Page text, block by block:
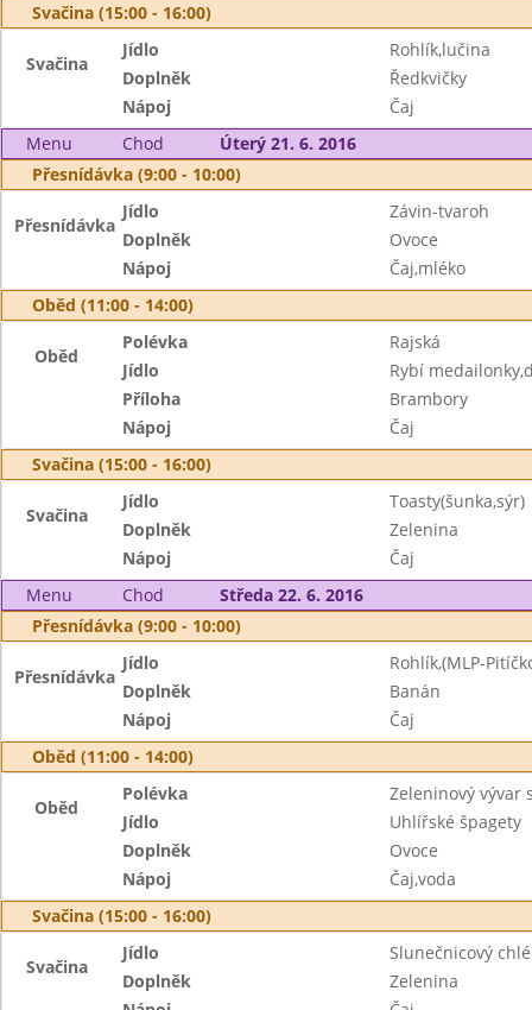
Svačina (15:00 - 16:00)
Svačina
Jídlo
Rohlík,lučina
Doplněk
Ředkvičky
Nápoj
Čaj
Menu
Chod
Úterý 21. 6. 2016
Přesnídávka (9:00 - 10:00)
Přesnídávka
Jídlo
Závin-tvaroh
Doplněk
Ovoce
Nápoj
Čaj,mléko
Oběd (11:00 - 14:00)
Oběd
Polévka
Rajská
Jídlo
Rybí
Příloha
Brambory
Nápoj
Čaj
Svačina (15:00 - 16:00)
Svačina
Jídlo
Toasty(šunka,sýr)
Doplněk
Zelenina
Nápoj
Čaj
Menu
Chod
Středa 22. 6. 2016
Přesnídávka (9:00 - 10:00)
Přesnídávka
Jídlo
Rohlík,(MLP-
Doplněk
Banán
Nápoj
Čaj
Oběd (11:00 - 14:00)
Oběd
Polévka
Zeleninový vývar
Jídlo
Uhlířské špagety
Doplněk
Ovoce
Nápoj
Čaj,voda
Svačina (15:00 - 16:00)
Svačina
Jídlo
Slunečnicový
Doplněk
Zelenina